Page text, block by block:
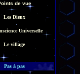
de vue
Les Dieux
Universelle
Le village
Pas à pas